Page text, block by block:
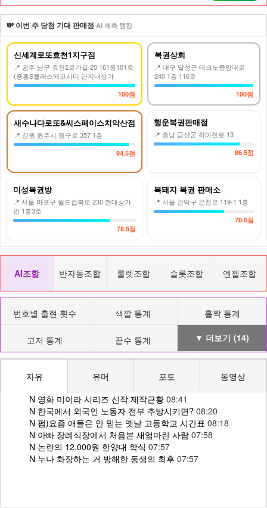
💸 이번 주 당첨 기대 판매점 AI 예측 랭킹
신세계로또효천1지구점
📍 광주 남구 효천2로가길 20 161동101호
(중흥S클래스에코시티 단지내상가
100점
복권상회
📍 대구 달성군 테크노중앙대로
240 1층 116호
100점
새수나다로또&씨스페이스치악산점
📍 강원 원주시 행구로 357 1층
94.5점
행운복권판매점
📍 충남 금산군 하마전로 13
86.5점
미성복권방
📍 서울 마포구 월드컵북로 230 현대상가
안 1층3호
78.5점
복돼지 복권 판매소
📍 서울 관악구 은천로 119-1 1층
70.5점
AI조합 반자동조합 룰렛조합 슬롯조합 엔젤조합
번호별 출현 횟수 색깔 통계 홀짝 통계
고저 통계 끝수 통계 ▼ 더보기 (14)
자유 유머 포토
동영상
N 영화 미이라 시리즈 신작 제작근황 08:41
N 한국에서 외국인 노동자 전부 추방시키면? 08:20
N 펌)요즘 애들은 안 믿는 옛날 고등학교 시간표 08:18
N 아빠 장례식장에서 처음본 새엄마란 사람 07:58
N 논란의 12,000원 한양대 학식 07:57
N 누나 화장하는 거 방해한 동생의 최후 07:57